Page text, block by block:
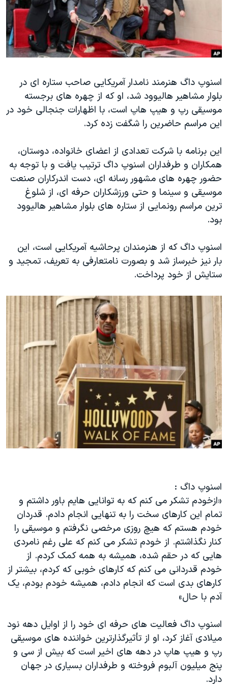
فرهنگ و زندگی
حقوق شهروندی
اقتصادی
اسرائیل در جنگ
گالری عکس
آرشیو پخش زنده
انتخابات ریاست جمهوری آمریکا ۲۰۲۴
حمله جمهوری اسلامی به اسرائیل
ورزش زنان در ایران
اعتراضات زن، زندگی، آزادی
مجموعه مستندهای دادخواهی
دادگاه حمید نوری
چهل سال گروگان‌گیری
قانون شفافیت دارائی کادر رهبری ایران
اعتراضات مردمی آبان ۹۸
نرگس محمدی برنده جایزه نوبل صلح
همایش محافظه‌کاران آمریکا «سی‌پک»
سفر پرزیدنت ترامپ به چین
زبانهای مختلف
اسنوپ داگ هنرمند نامدار آمریکایی صاحب ستاره ای در
بلوار مشاهیر هالیوود شد، او که از چهره های برجسته
موسیقی رپ و هیپ هاپ است، با اظهارات جنجالی خود در
این مراسم حاضرین را شگفت زده کرد.
این برنامه با شرکت تعدادی از اعضای خانواده، دوستان،
همکاران و طرفداران اسنوپ داگ ترتیب یافت و با توجه به
حضور چهره های مشهور رسانه ای، دست اندرکاران صنعت
موسیقی و سینما و حتی ورزشکاران حرفه ای، از شلوغ
ترین مراسم رونمایی از ستاره های بلوار مشاهیر هالیوود
بود.
اسنوپ داگ که از هنرمندان پرحاشیه آمریکایی است، این
بار نیز خبرساز شد و بصورت نامتعارفی به تعریف، تمجید و
ستایش از خود پرداخت.
اسنوپ داگ :
«ازخودم تشکر می کنم که به توانایی هایم باور داشتم و
تمام این کارهای سخت را به تنهایی انجام دادم. قدردان
خودم هستم که هیچ روزی مرخصی نگرفتم و موسیقی را
کنار نگذاشتم. از خودم تشکر می کنم که علی رغم نامردی
هایی که در حقم شده، همیشه به همه کمک کردم. از
خودم قدردانی می کنم که کارهای خوبی که کردم، بیشتر از
کارهای بدی است که انجام دادم، همیشه خودم بودم، یک
آدم با حال»
اسنوپ داگ فعالیت های حرفه ای خود را از اوایل دهه نود
میلادی آغاز کرد، او از تأثیرگذارترین خواننده های موسیقی
رپ و هیپ هاپ در دهه های اخیر است که بیش از سی و
پنج میلیون آلبوم فروخته و طرفداران بسیاری در جهان
دارد.